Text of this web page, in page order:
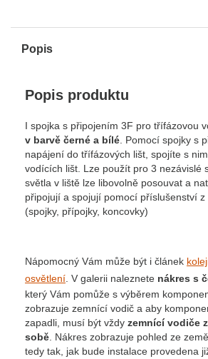
Popis
Popis produktu
I spojka s připojením 3F pro třífázovou
v barvě černé a bílé . Pomocí spojky s
napájení do třífázových lišt, spojíte s
vodících lišt. Lze použít pro 3 nezávislé
světla v liště lze libovolně posouvat a
připojují a spojují pomocí příslušenství
(spojky, přípojky, koncovky)
Nápomocný Vám může být i článek
osvětlení . V galerii naleznete nákres s
který Vám pomůže s výběrem
zobrazuje zemnící vodič a aby
zapadli, musí být vždy zemnící vodiče
sobě . Nákres zobrazuje pohled ze
tedy tak, jak bude instalace provedena